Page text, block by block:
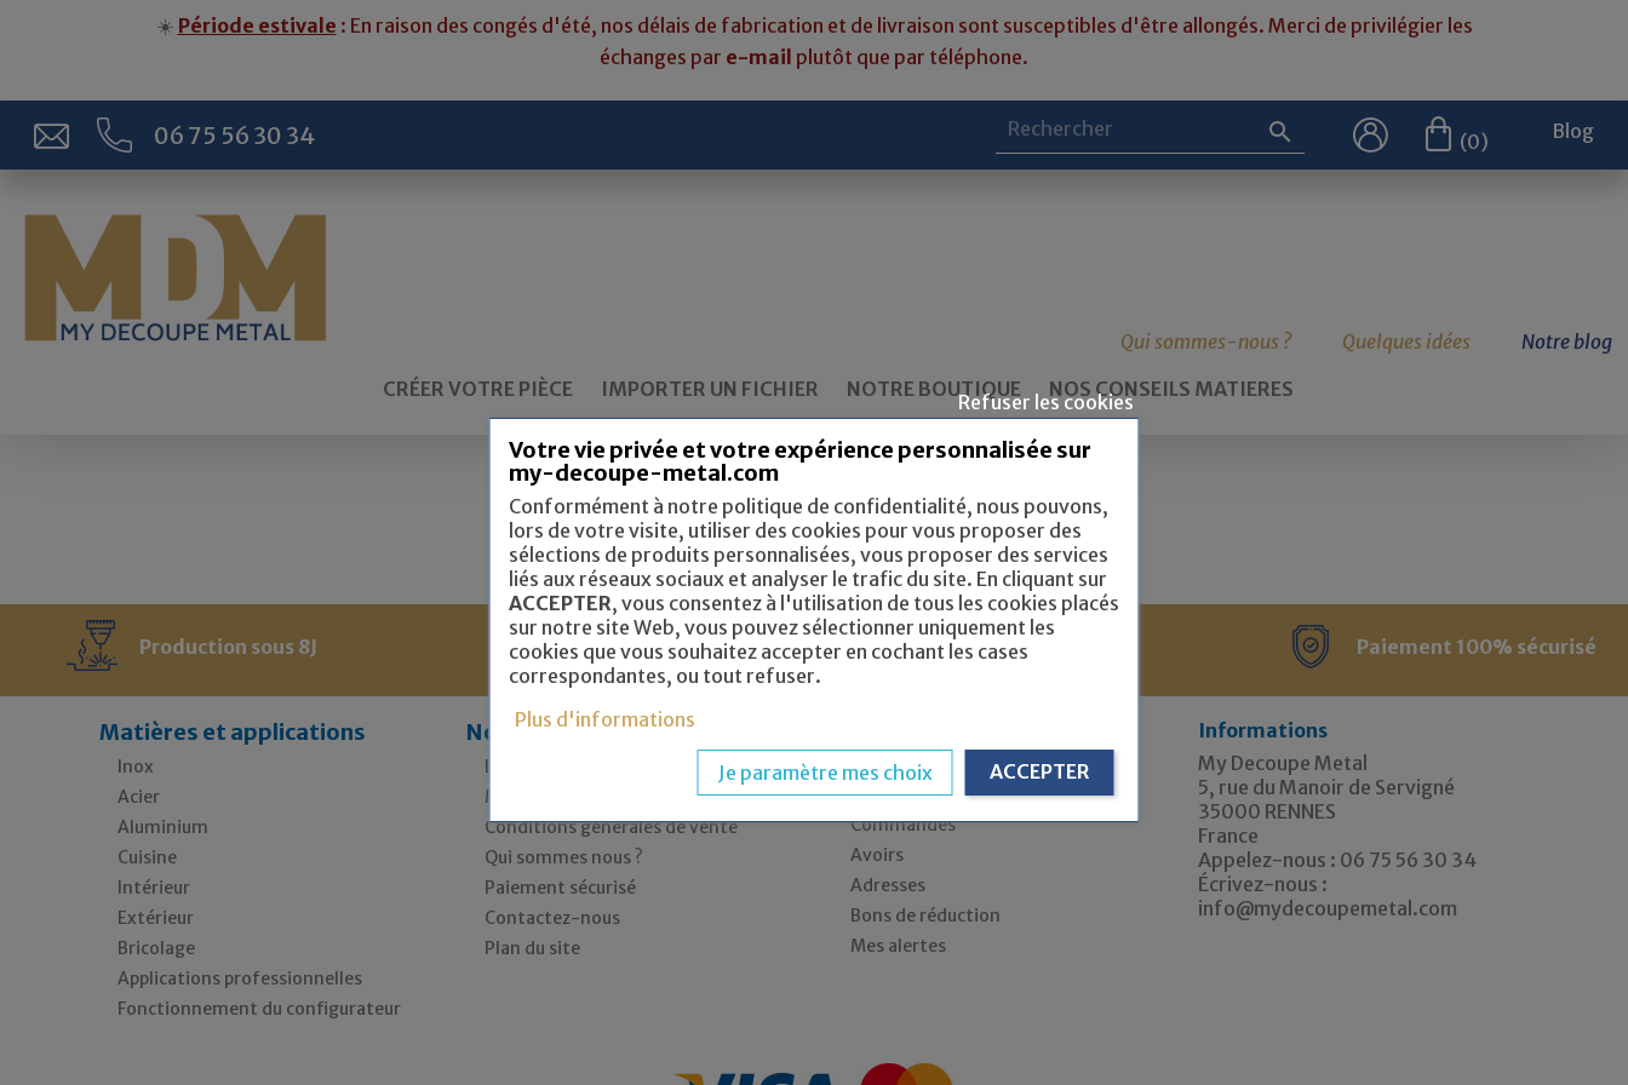
☀️ Période estivale : En raison des congés d'été, nos délais de fabrication et de livraison sont susceptibles d'être allongés. Merci de privilégier les
échanges par e-mail plutôt que par téléphone.
06 75 56 30 34  (0) Blog
Qui sommes-nous ? Quelques idées
Notre blog
CRÉER VOTRE PIÈCE
IMPORTER UN FICHIER NOTRE BOUTIQUE NOS CONSEILS MATIERES
Production sous 8J Livraison suivie Paiement CB Paiement 100% sécurisé
Matières et applications
Inox
Acier
Aluminium
Cuisine
Intérieur
Extérieur
Bricolage
Applications professionnelles
Fonctionnement du configurateur
Notre société
Livraison
Mentions légales
Conditions générales de vente
Qui sommes nous ?
Paiement sécurisé
Contactez-nous
Plan du site
Informations personnelles
Retours produit
Commandes
Avoirs
Adresses
Bons de réduction
Mes alertes
Informations
My Decoupe Metal
5, rue du Manoir de Servigné
35000 RENNES
France
Appelez-nous : 06 75 56 30 34
Écrivez-nous :
info@mydecoupemetal.com
Refuser les cookies
Votre vie privée et votre expérience personnalisée sur
my-decoupe-metal.com
Conformément à notre politique de confidentialité, nous pouvons,
lors de votre visite, utiliser des cookies pour vous proposer des
sélections de produits personnalisées, vous proposer des services
liés aux réseaux sociaux et analyser le trafic du site. En cliquant sur
ACCEPTER, vous consentez à l'utilisation de tous les cookies placés
sur notre site Web, vous pouvez sélectionner uniquement les
cookies que vous souhaitez accepter en cochant les cases
correspondantes, ou tout refuser.
Plus d'informations
Je paramètre mes choix ACCEPTER